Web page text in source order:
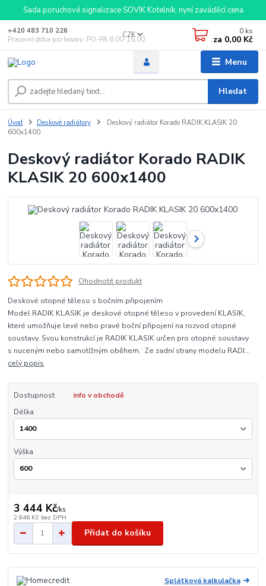
Sada poruchové signalizace SOVIK Kotelník, nyní zaváděcí cena
Menu
CZK
Hledat
+420 483 710 226
Pracovní doba pro hovory: PO-PA 8,00-16,00
0 ks
za 0,00 Kč
Úvod Deskové radiátory
Deskový radiátor Korado RADIK KLASIK 20
600x1400
Deskový radiátor Korado RADIK
KLASIK 20 600x1400
Ohodnotit produkt
Deskové otopné těleso s bočním připojením
Model RADIK KLASIK je deskové otopné těleso v provedení KLASIK,
které umožňuje levé nebo pravé boční připojení na rozvod otopné
soustavy. Svou konstrukcí je RADIK KLASIK určen pro otopné soustavy
s nuceným nebo samotížným oběhem. Ze zadní strany modelu RADI...
celý popis
Dostupnost
info v obchodě
Délka
Výška
3 444 Kč/ks
2 846 Kč bez DPH
Přidat do košíku
Splátková kalkulačka